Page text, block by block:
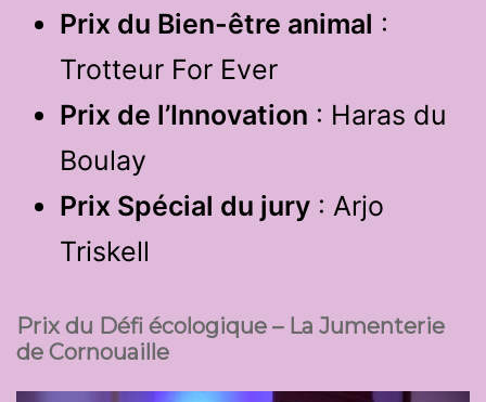
Prix du Bien-être animal :
Trotteur For Ever
Prix de l’Innovation : Haras du
Boulay
Prix Spécial du jury : Arjo
Triskell
Prix du Défi écologique – La Jumenterie
de Cornouaille